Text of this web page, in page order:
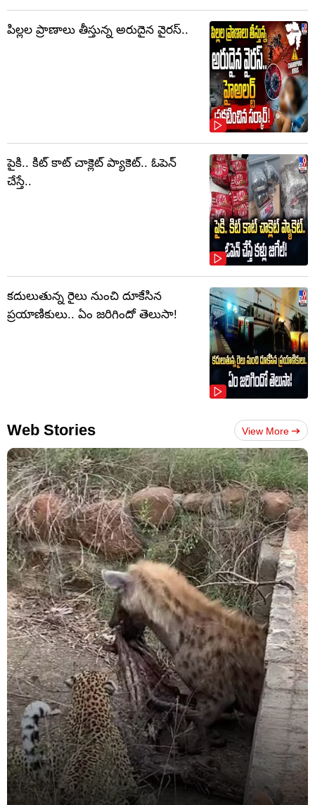
పిల్లల ప్రాణాలు తీస్తున్న అరుదైన వైరస్..
పైకి.. కిట్‌ కాట్‌ చాక్లెట్ ప్యాకెట్‌.. ఓపెన్‌
చేస్తే..
కదులుతున్న రైలు నుంచి దూకేసిన
ప్రయాణికులు.. ఏం జరిగిందో తెలుసా!
Web Stories View More